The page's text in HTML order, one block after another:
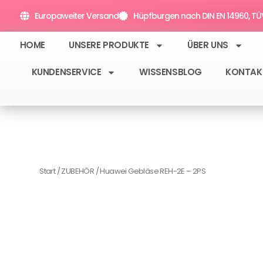
Inhalt
springen
Europaweiter Versand Hüpfburgen nach DIN EN 14960,
HOME UNSERE PRODUKTE ÜBER UNS
KUNDENSERVICE WISSENSBLOG
Start/ZUBEHÖR / Huawei Gebläse REH-2E – 2PS